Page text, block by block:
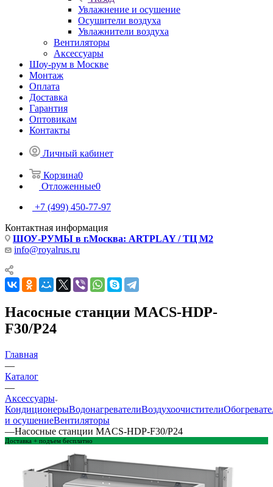
Увлажнение и осушение
Осушители воздуха
Увлажнители воздуха
Вентиляторы
Аксессуары
Шоу-рум в Москве
Монтаж
Оплата
Доставка
Гарантия
Оптовикам
Контакты
Личный кабинет
Корзина0
Отложенные0
+7 (499) 450-77-97
Контактная информация
ШОУ-РУМЫ в г.Москва: ARTPLAY / ТЦ М2
info@royalrus.ru
Насосные станции MACS-HDP-
F30/P24
Главная
—
Каталог
—
Аксессуары
КондиционерыВодонагревателиВоздухоочистители
и осушениеВентиляторы
—Насосные станции MACS-HDP-F30/P24
Доставка + подъем бесплатно